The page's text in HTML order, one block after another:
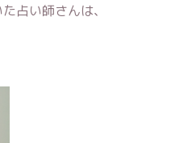
占い師さんは、